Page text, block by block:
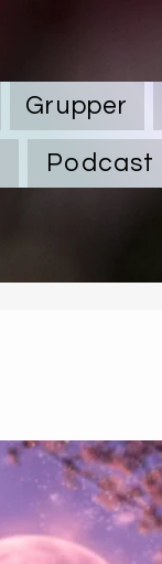
Grupper
Podcast